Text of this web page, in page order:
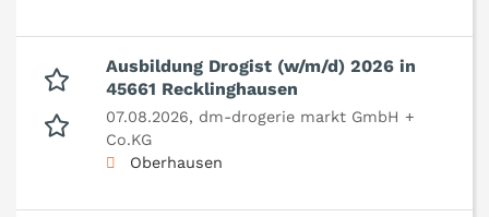
Ausbildung Drogist (w/m/d) 2026 in
45661 Recklinghausen
07.08.2026, dm-drogerie markt GmbH +
Co.KG
Oberhausen